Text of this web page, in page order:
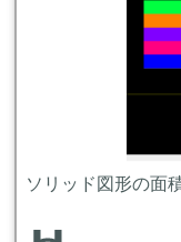
ソリッド図形の